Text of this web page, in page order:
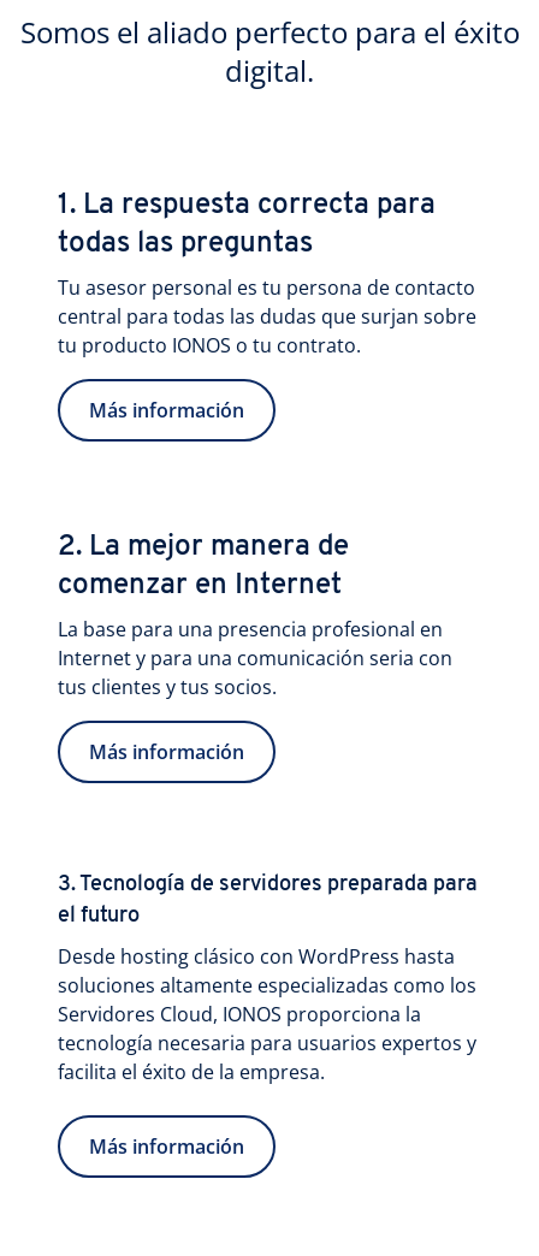
Somos el aliado perfecto para el éxito
digital.
1. La respuesta correcta para
todas las preguntas
Tu asesor personal es tu persona de contacto
central para todas las dudas que surjan sobre
tu producto IONOS o tu contrato.
Más información
2. La mejor manera de
comenzar en Internet
La base para una presencia profesional en
Internet y para una comunicación seria con
tus clientes y tus socios.
Más información
3. Tecnología de servidores preparada para
el futuro
Desde hosting clásico con WordPress hasta
soluciones altamente especializadas como los
Servidores Cloud, IONOS proporciona la
tecnología necesaria para usuarios expertos y
facilita el éxito de la empresa.
Más información